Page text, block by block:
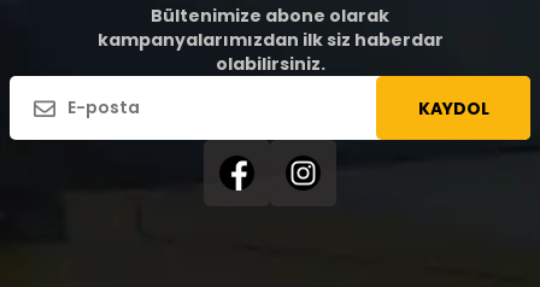
Bültenimize abone olarak
kampanyalarımızdan ilk siz haberdar
olabilirsiniz.
KAYDOL